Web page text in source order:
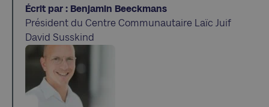
Écrit par : Benjamin Beeckmans
Président du Centre Communautaire Laïc Juif
David Susskind